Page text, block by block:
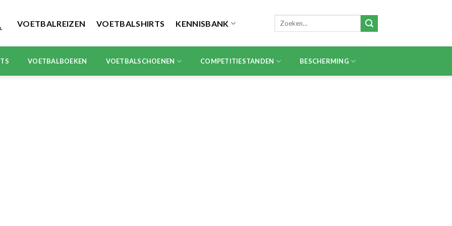
VOETBALREIZEN VOETBALSHIRTS KENNISBANK
Zoeken
VOETBALBOEKEN VOETBALSCHOENEN COMPETITIESTANDEN BESCHERMING